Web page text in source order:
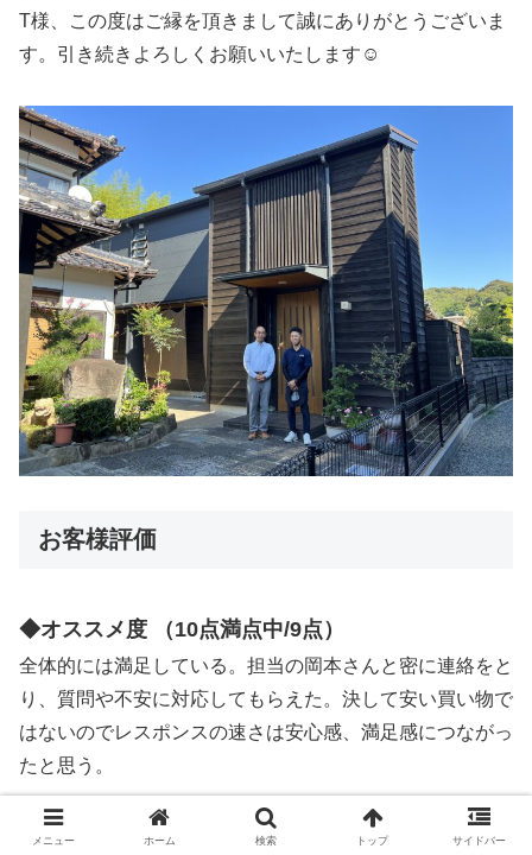
T様、この度はご縁を頂きまして誠にありがとうございま
す。引き続きよろしくお願いいたします☺
お客様評価
◆オススメ度 （10点満点中/9点）
全体的には満足している。担当の岡本さんと密に連絡をと
り、質問や不安に対応してもらえた。決して安い買い物で
はないのでレスポンスの速さは安心感、満足感につながっ
たと思う。
◆提案力 （10点満点中/10点）
メニュー ホーム 検索 トップ サイドバー